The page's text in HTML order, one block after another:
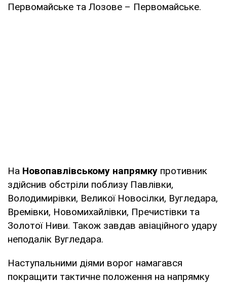
Первомайське та Лозове – Первомайське.
На Новопавлівському напрямку противник
здійснив обстріли поблизу Павлівки,
Володимирівки, Великої Новосілки, Вугледара,
Времівки, Новомихайлівки, Пречистівки та
Золотої Ниви. Також завдав авіаційного удару
неподалік Вугледара.
Наступальними діями ворог намагався
покращити тактичне положення на напрямку